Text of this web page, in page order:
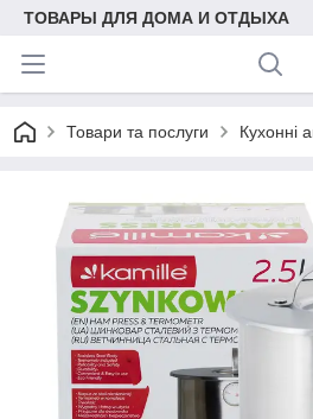
ТОВАРЫ ДЛЯ ДОМА И ОТДЫХА
Товари та послуги Кухонні